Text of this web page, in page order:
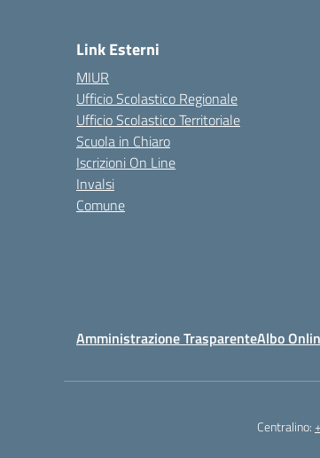
Link Esterni
MIUR
Ufficio Scolastico Regionale
Ufficio Scolastico Territoriale
Scuola in Chiaro
Iscrizioni On Line
Invalsi
Comune
Amministrazione TrasparenteAlbo
Centralino: